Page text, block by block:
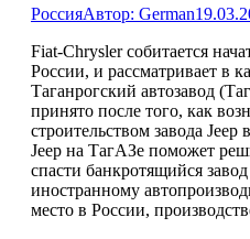
РоссияАвтор: German
Fiat-Chrysler собитается
России, и рассматривает в
Таганрогский автозавод
принято после того, как
строительством завода
Jeep на ТагАЗе поможет
спасти банкротящийся
иностранному
место в России,